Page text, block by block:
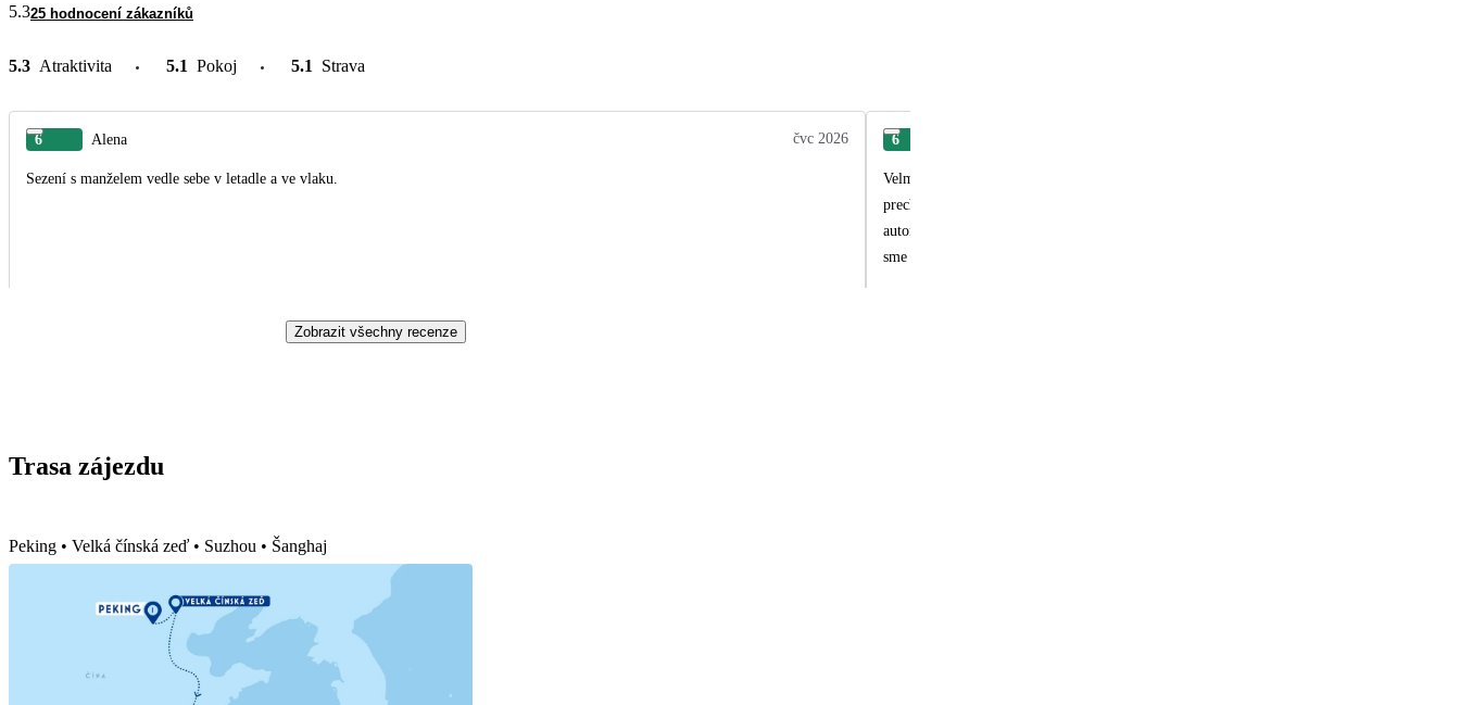
5.325 hodnocení zákazníků
5.3 Atraktivita 5.1 Pokoj 5.1 Strava
6 Alena čvc 2026
Sezení s manželem vedle sebe v letadle a ve vlaku.
6
Velmi sme ocenili, že hneď po príchode do Pekingu nebolo naplánované hlavné pekingské
prechádzka po Letnom paláci. Takže za nás bol program super. Co v programe chýbalo
autonomnym autom či ZOO s pandami. Obzvlásř chválime sprievdcu Tomáša Pivodu za
sme velmi spokojní.
Zobrazit všechny recenze
Trasa zájezdu
Peking • Velká čínská zeď • Suzhou • Šanghaj